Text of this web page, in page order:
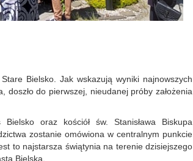
Bielsko. Jak wskazują wyniki najnowszych
do pierwszej, nieudanej próby założenia
oraz kościół św. Stanisława Biskupa
zostanie omówiona w centralnym punkcie
to najstarsza świątynia na terenie dzisiejszego
Bielska.